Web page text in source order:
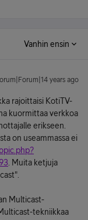
Vanhin ensin
years ago
rajoittaisi KotiTV-
kuormittaa verkkoa
erikseen.
on useammassa ei
. Muita ketjuja
Multicast-
tekniikkaa